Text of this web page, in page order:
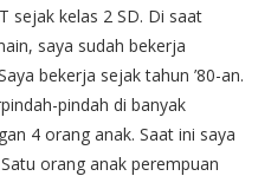
sejak kelas 2 SD. Di saat
saya sudah bekerja
bekerja sejak tahun ’80-an.
pindah di banyak
4 orang anak. Saat ini saya
orang anak perempuan